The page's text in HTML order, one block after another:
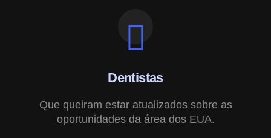
Dentistas
Que queiram estar atualizados sobre as
oportunidades da área dos EUA.